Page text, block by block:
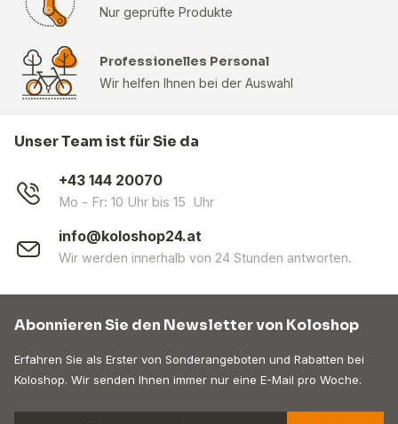
Nur geprüfte Produkte
Professionelles Personal
Wir helfen Ihnen bei der Auswahl
Unser Team ist für Sie da
+43 144 20070
Mo - Fr: 10 Uhr bis 15 Uhr
info@koloshop24.at
Wir werden innerhalb von 24 Stunden antworten.
Abonnieren Sie den Newsletter von Koloshop
Erfahren Sie als Erster von Sonderangeboten und Rabatten bei
Koloshop. Wir senden Ihnen immer nur eine E-Mail pro Woche.